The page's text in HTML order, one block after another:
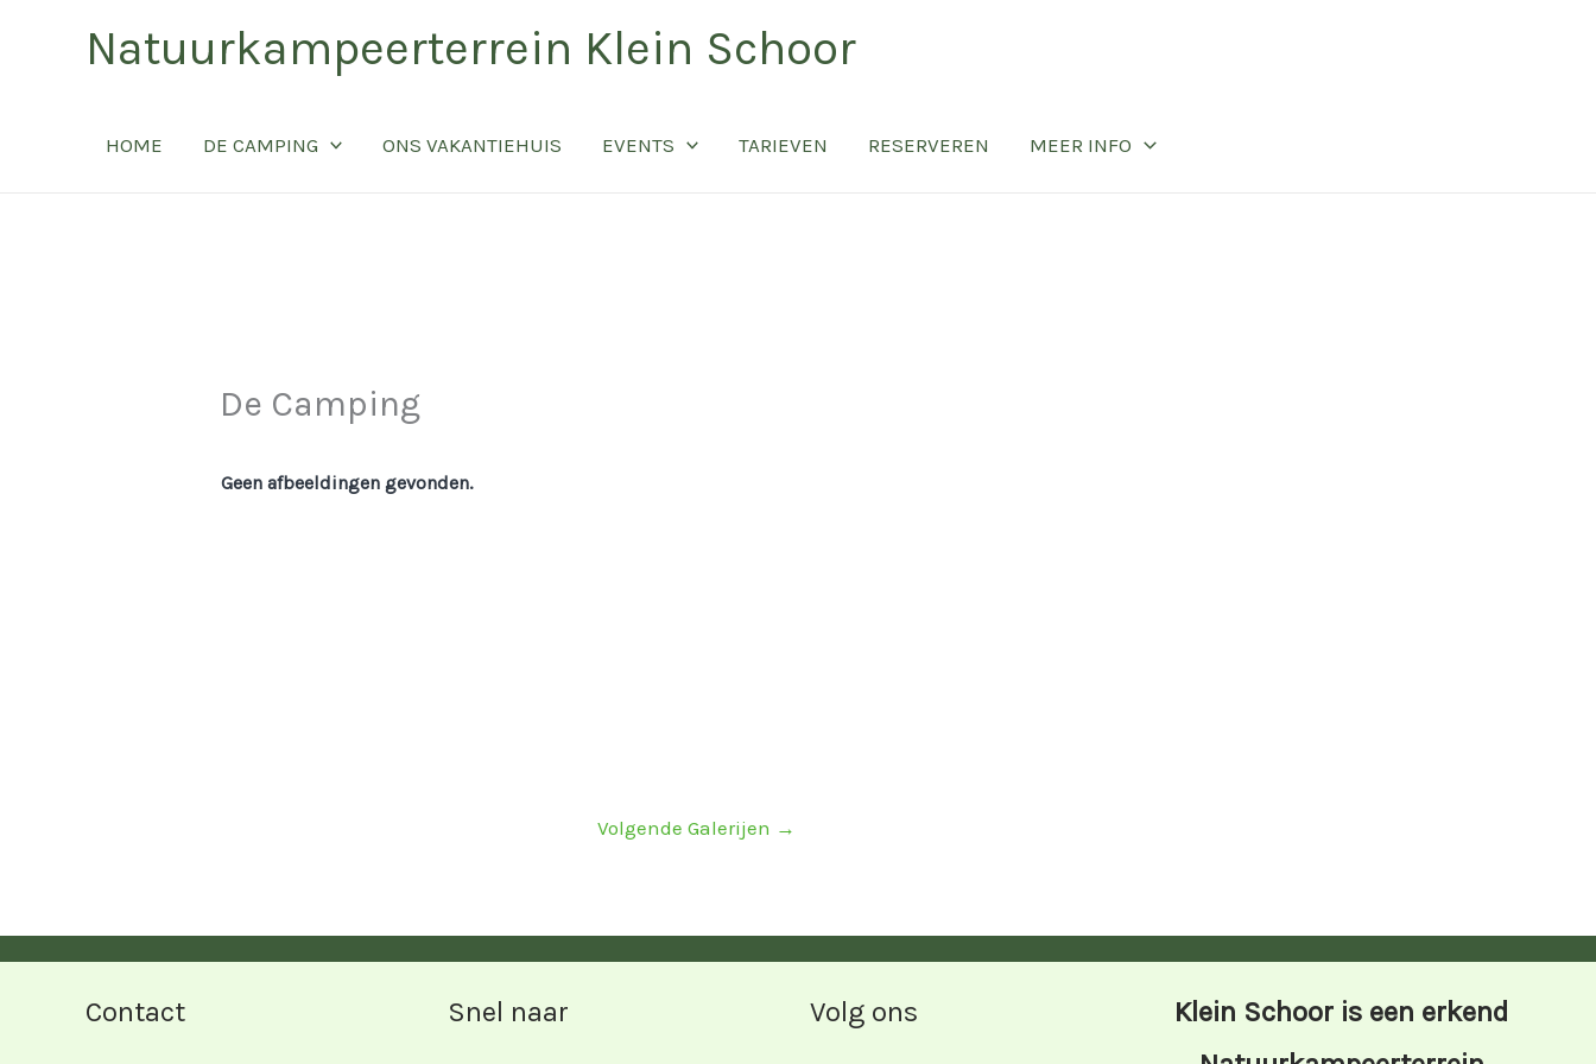
Natuurkampeerterrein Klein Schoor
HOME DE CAMPING ONS VAKANTIEHUIS EVENTS TARIEVEN RESERVEREN MEER INFO
De Camping
Geen afbeeldingen gevonden.
Volgende Galerijen →
Contact Snel naar Volg ons
Klein Schoor is een erkend